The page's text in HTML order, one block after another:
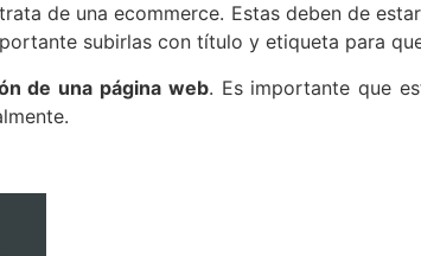
de una ecommerce. Estas deben de
subirlas con título y etiqueta para
de una página web. Es importante que